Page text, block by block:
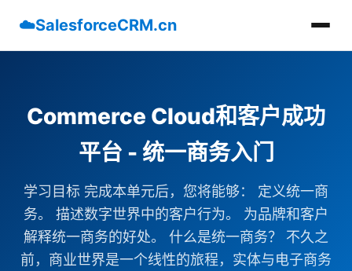
☁️SalesforceCRM.cn
Commerce Cloud和客户成功
平台 - 统一商务入门
学习目标 完成本单元后，您将能够： 定义统一商
务。 描述数字世界中的客户行为。 为品牌和客户
解释统一商务的好处。 什么是统一商务？ 不久之
前，商业世界是一个线性的旅程，实体与电子商务